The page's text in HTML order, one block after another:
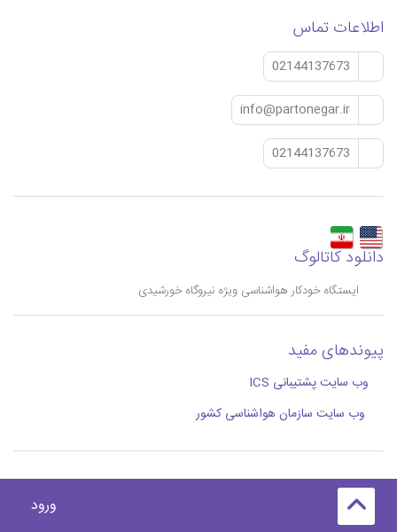
اطلاعات تماس
02144137673
info@partonegar.ir
02144137673
دانلود کاتالوگ
ایستگاه خودکار هواشناسی ویژه نیروگاه خورشیدی
پیوندهای مفید
وب سایت پشتیبانی ICS
وب سایت سازمان هواشناسی کشور
ورود